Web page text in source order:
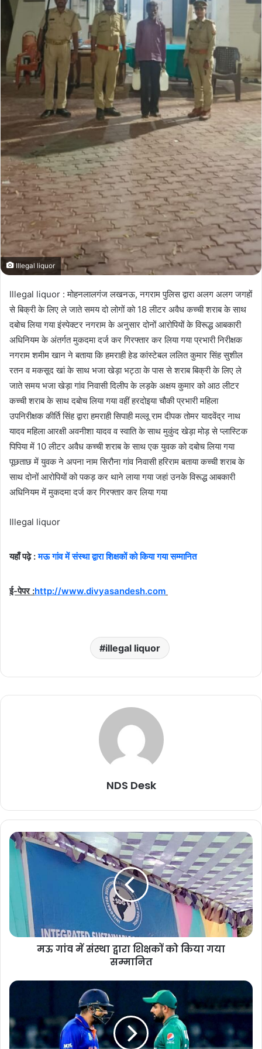
Illegal liquor
Illegal liquor : मोहनलालगंज लखनऊ, नगराम पुलिस द्वारा अलग अलग जगहों
से बिक्री के लिए ले जाते समय दो लोगों को 18 लीटर अवैध कच्ची शराब के साथ
दबोच लिया गया इंस्पेक्टर नगराम के अनुसार दोनों आरोपियों के विरूद्ध आबकारी
अधिनियम के अंतर्गत मुकदमा दर्ज कर गिरफ्तार कर लिया गया प्रभारी निरीक्षक
नगराम शमीम खान ने बताया कि हमराही हेड कांस्टेबल ललित कुमार सिंह सुशील
रतन व मकसूद खां के साथ भजा खेड़ा भट्ठा के पास से शराब बिक्री के लिए ले
जाते समय भजा खेड़ा गांव निवासी दिलीप के लड़के अक्षय कुमार को आठ लीटर
कच्ची शराब के साथ दबोच लिया गया वहीं हरदोइया चौकी प्रभारी महिला
उपनिरीक्षक कीर्ति सिंह द्वारा हमराही सिपाही मल्लू राम दीपक तोमर यादवेंद्र नाथ
यादव महिला आरक्षी अवनीशा यादव व स्वाति के साथ मुकुंद खेड़ा मोड़ से प्लास्टिक
पिपिया में 10 लीटर अवैध कच्ची शराब के साथ एक युवक को दबोच लिया गया
पूछताछ में युवक ने अपना नाम सिरौना गांव निवासी हरिराम बताया कच्ची शराब के
साथ दोनों आरोपियों को पकड़ कर थाने लाया गया जहां उनके विरूद्ध आबकारी
अधिनियम में मुकदमा दर्ज कर गिरफ्तार कर लिया गया
Illegal liquor
यहाँ पढ़े :मऊ गांव में संस्था द्वारा शिक्षकों को किया गया सम्मानित
ई-पेपर :http://www.divyasandesh.com
illegal liquor
NDS Desk
मऊ गांव में संस्था द्वारा शिक्षकों को किया गया
सम्मानित